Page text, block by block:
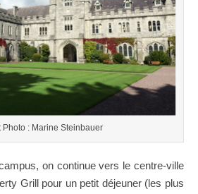
Photo : Marine Steinbauer
on continue vers le centre-ville
Grill pour un petit déjeuner (les plus